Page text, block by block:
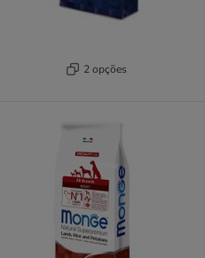
2 opções